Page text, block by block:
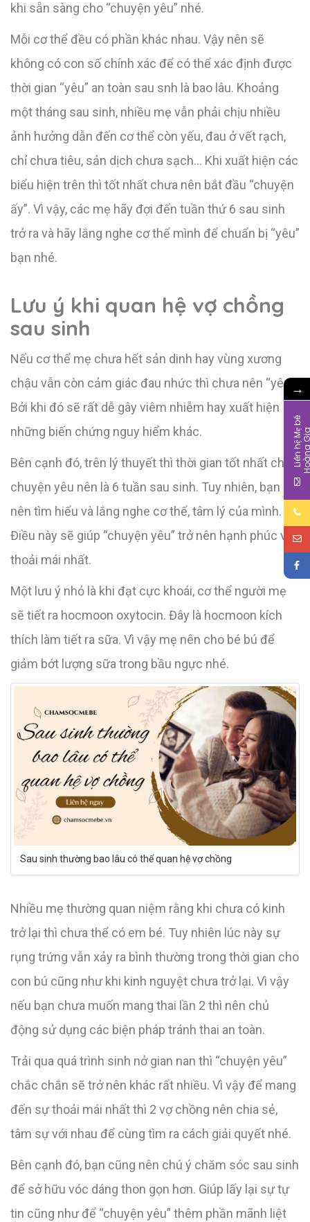
khi sẵn sàng cho “chuyện yêu” nhé.
Mỗi cơ thể đều có phần khác nhau. Vậy nên sẽ
không có con số chính xác để có thể xác định được
thời gian “yêu” an toàn sau snh là bao lâu. Khoảng
một tháng sau sinh, nhiều mẹ vẫn phải chịu nhiều
ảnh hưởng dẫn đến cơ thể còn yếu, đau ở vết rạch,
chỉ chưa tiêu, sản dịch chưa sạch… Khi xuất hiện các
biểu hiện trên thì tốt nhất chưa nên bắt đầu “chuyện
ấy”. Vì vậy, các mẹ hãy đợi đến tuần thứ 6 sau sinh
trở ra và hãy lắng nghe cơ thể mình để chuẩn bị “yêu”
bạn nhé.
Lưu ý khi quan hệ vợ chồng
sau sinh
Nếu cơ thể mẹ chưa hết sản dinh hay vùng xương
chậu vẫn còn cảm giác đau nhức thì chưa nên “yêu”.
Bởi khi đó sẽ rất dễ gây viêm nhiễm hay xuất hiện
những biến chứng nguy hiểm khác.
Bên cạnh đó, trên lý thuyết thì thời gian tốt nhất cho
chuyện yêu nên là 6 tuần sau sinh. Tuy nhiên, bạn
nên tìm hiểu và lắng nghe cơ thể, tâm lý của mình.
Điều này sẽ giúp “chuyện yêu” trở nên hạnh phúc và
thoải mái nhất.
Một lưu ý nhỏ là khi đạt cực khoái, cơ thể người mẹ
sẽ tiết ra hocmoon oxytocin. Đây là hocmoon kích
thích làm tiết ra sữa. Vì vậy mẹ nên cho bé bú để
giảm bớt lượng sữa trong bầu ngực nhé.
Sau sinh thường bao lâu có thể quan hệ vợ chồng
Nhiều mẹ thường quan niệm rằng khi chưa có kinh
trở lại thì chưa thể có em bé. Tuy nhiên lúc này sự
rụng trứng vẫn xảy ra bình thường trong thời gian cho
con bú cũng như khi kinh nguyệt chưa trở lại. Vì vậy
nếu bạn chưa muốn mang thai lần 2 thì nên chủ
động sử dụng các biện pháp tránh thai an toàn.
Trải qua quá trình sinh nở gian nan thì “chuyện yêu”
chắc chắn sẽ trở nên khác rất nhiều. Vì vậy để mang
đến sự thoải mái nhất thì 2 vợ chồng nên chia sẻ,
tâm sự với nhau để cùng tìm ra cách giải quyết nhé.
Bên cạnh đó, bạn cũng nên chú ý chăm sóc sau sinh
để sở hữu vóc dáng thon gọn hơn. Giúp lấy lại sự tự
tin cũng như để “chuyện yêu” thêm phần mãnh liệt
→
L
i
ê
n
h
ệ
M
b
é
H
o
à
n
g
G
i